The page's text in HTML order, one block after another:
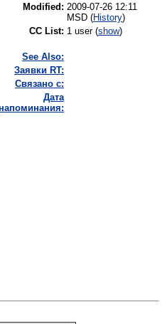
Modified: 2009-07-26 12:11
MSD (History)
CC List: 1 user (show)
See Also:
Заявки RT:
Связано с:
Дата